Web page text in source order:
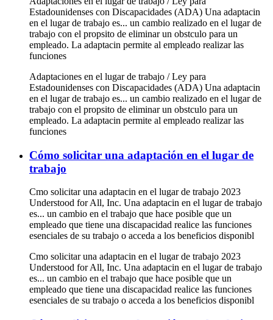
Estadounidenses con Discapacidades (ADA) Una adaptacin
en el lugar de trabajo es... un cambio realizado en el lugar de
trabajo con el propsito de eliminar un obstculo para un
empleado. La adaptacin permite al empleado realizar las
funciones
Adaptaciones en el lugar de trabajo / Ley para
Estadounidenses con Discapacidades (ADA) Una adaptacin
en el lugar de trabajo es... un cambio realizado en el lugar de
trabajo con el propsito de eliminar un obstculo para un
empleado. La adaptacin permite al empleado realizar las
funciones
Cómo solicitar una adaptación en el lugar de
trabajo
Cmo solicitar una adaptacin en el lugar de trabajo 2023
Understood for All, Inc. Una adaptacin en el lugar de trabajo
es... un cambio en el trabajo que hace posible que un
empleado que tiene una discapacidad realice las funciones
esenciales de su trabajo o acceda a los beneficios disponibl
Cmo solicitar una adaptacin en el lugar de trabajo 2023
Understood for All, Inc. Una adaptacin en el lugar de trabajo
es... un cambio en el trabajo que hace posible que un
empleado que tiene una discapacidad realice las funciones
esenciales de su trabajo o acceda a los beneficios disponibl